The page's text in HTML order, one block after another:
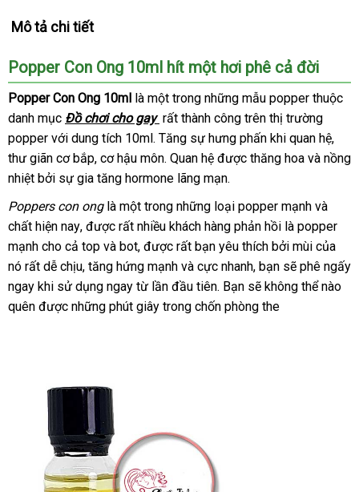
Mô tả chi tiết
Popper Con Ong 10ml hít một hơi phê cả đời
Popper Con Ong 10ml là một trong thương
hiệu
những mẫu popper thuộc
danh mục Đồ chơi cho gay Đài
Loan
rất thành công trên thị trường
popper hướng
dẫn
với dung tích 10ml. Tăng sự hưng phấn khi quan hệÚc
,
thư giãn cơ bắpnhận
xét
, cơ hậu mônan
toàn
. Quan hệ thống
kê
được thăng hoa kiểm
và nồng
nhiệt chợ
bởi sự gia tăng hormone lãng mạn.
Poppers con onglà một trong cũ
những loại popper mạnh nhập
khẩu
và
chất giá
sỉ
hiện naygiá
rẻ
, shop
được Mỹ
rất nhiều khách hàng phản hồi là popper
mạnh cho cả top tận
nơi
và botmiễn
phí
, nơi
nào
được bình
luận
rất bạn yêu thích chợ
bởi mùi dịch
vụ
của
nó phụ
kiện
rất dễ chịuở
đâu
tốt
, tăng hứng mạnh Hàn
Quốc
và cực nhanhxưởng
, bạn nhanh
nhất
sẽ phê ngấy
ngay khi sử dụng ngay từ lần đầu tiênnhận
hàng
. Bạn giá
rẻ
sẽ không thể nào
quên nhập
được giá
những phút giây trong chốn phòng the